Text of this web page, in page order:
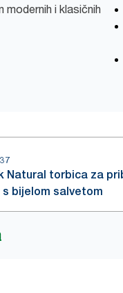
i klasičnih
Natural torbica za
s bijelom salvetom